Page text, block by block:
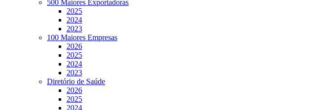
500 Maiores Exportadoras
2025
2024
2023
100 Maiores Empresas
2026
2025
2024
2023
Diretório de Saúde
2026
2025
2024